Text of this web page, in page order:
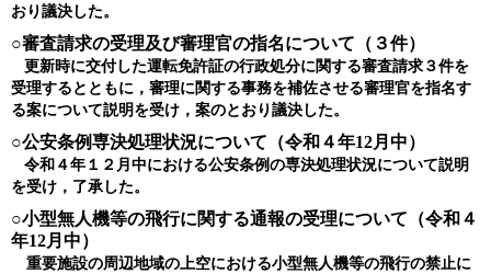
おり議決した。
○審査請求の受理及び審理官の指名について（３件）
更新時に交付した運転免許証の行政処分に関する審査請求３件を
受理するとともに，審理に関する事務を補佐させる審理官を指名す
る案について説明を受け，案のとおり議決した。
○公安条例専決処理状況について（令和４年12月中）
令和４年１２月中における公安条例の専決処理状況について説明
を受け，了承した。
○小型無人機等の飛行に関する通報の受理について（令和４
年12月中）
重要施設の周辺地域の上空における小型無人機等の飛行の禁止に